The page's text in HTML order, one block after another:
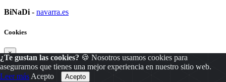
BiNaDi - navarra.es
¿Te gustan las cookies? 🍪 Nosotros usamos cookies para
asegurarnos que tienes una mejor experiencia en nuestro sitio web.
Leer más Acepto
Cookies
×